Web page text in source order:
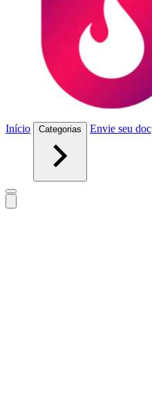
Início Categorias Envie seu doc